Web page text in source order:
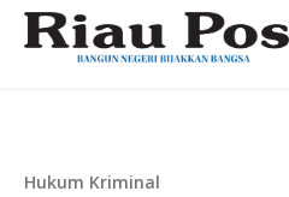
Hukum Kriminal